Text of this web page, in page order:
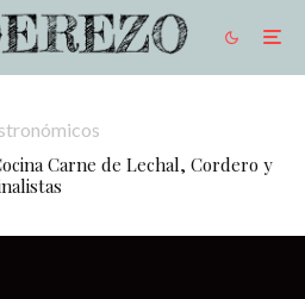
Carne de Lechal, Cordero y